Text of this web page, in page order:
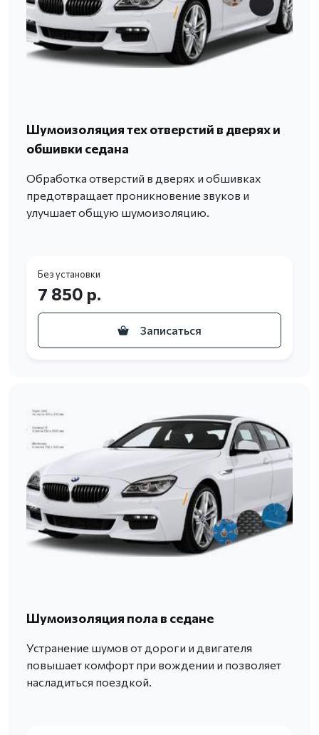
Шумоизоляция тех отверстий в дверях и
обшивки седана
Обработка отверстий в дверях и обшивках
предотвращает проникновение звуков и
улучшает общую шумоизоляцию.
Без установки
7 850 р.
Записаться
Шумоизоляция пола в седане
Устранение шумов от дороги и двигателя
повышает комфорт при вождении и позволяет
насладиться поездкой.